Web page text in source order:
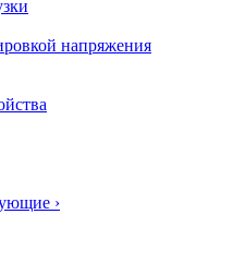
напряжения
›